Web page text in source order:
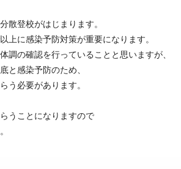
散登校がはじまります。
上に感染予防対策が重要になります。
調の確認を行っていることと思いますが、
と感染予防のため、
う必要があります。
うことになりますので